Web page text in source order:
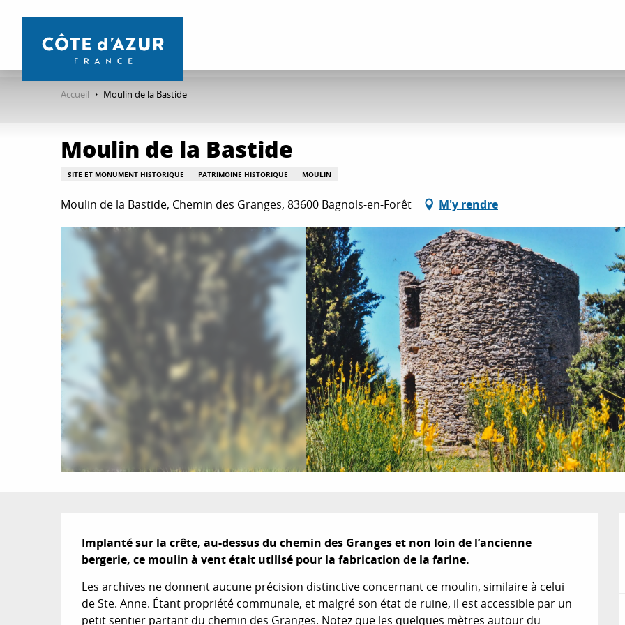
contenu
Accueil Moulin de la Bastide
Moulin de la Bastide
SITE ET MONUMENT HISTORIQUE PATRIMOINE HISTORIQUE MOULIN
Moulin de la Bastide, Chemin des Granges, 83600 Bagnols-en-Forêt M'y rendre
Description
Implanté sur la crête, au-dessus du chemin des Granges et non loin de l’ancienne
bergerie, ce moulin à vent était utilisé pour la fabrication de la farine.
Les archives ne donnent aucune précision distinctive concernant ce moulin, similaire à celui
de Ste. Anne. Étant propriété communale, et malgré son état de ruine, il est accessible par un
petit sentier partant du chemin des Granges. Notez que les quelques mètres autour du